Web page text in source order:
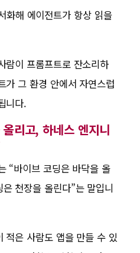
화해 에이전트가 항상 읽을
람이 프롬프트로 잔소리하
가 그 환경 안에서 자연스럽
니다.
리고, 하네스 엔지니
“바이브 코딩은 바닥을 올
천장을 올린다”는 말입니
적은 사람도 앱을 만들 수 있